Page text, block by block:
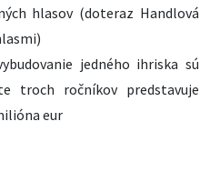
hlasov (doteraz Handlová
jedného ihriska sú
troch ročníkov predstavuje
eur